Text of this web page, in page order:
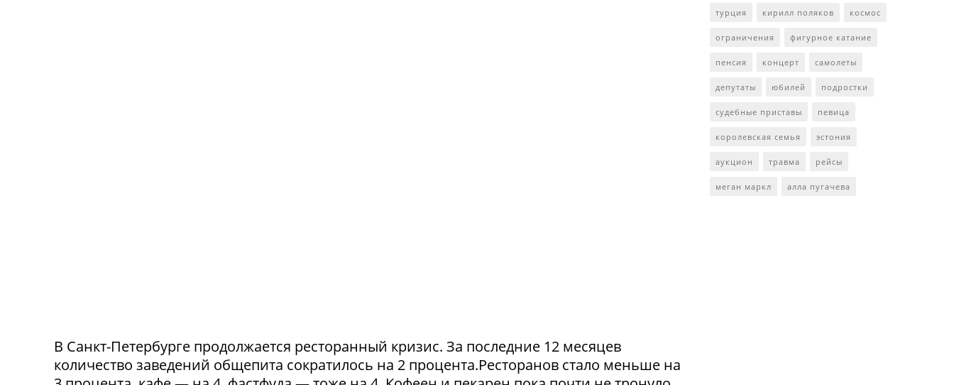
В Санкт-Петербурге продолжается ресторанный кризис. За последние 12 месяцев
количество заведений общепита сократилось на 2 процента.Ресторанов стало меньше на
турция кирилл поляков космос
ограничения фигурное катание
пенсия концерт самолеты
депутаты юбилей подростки
судебные приставы певица
королевская семья эстония
аукцион травма рейсы
меган маркл алла пугачева